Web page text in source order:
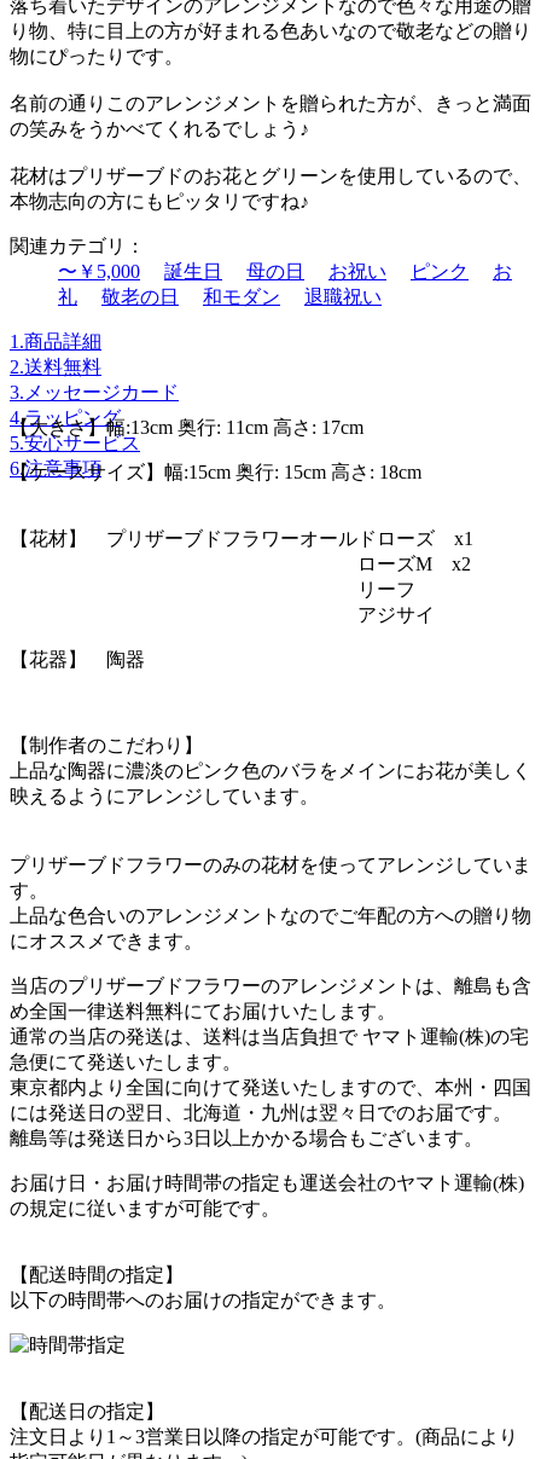
落ち着いたデザインのアレンジメントなので色々な用途の贈
り物、特に目上の方が好まれる色あいなので敬老などの贈り
物にぴったりです。
名前の通りこのアレンジメントを贈られた方が、きっと満面
の笑みをうかべてくれるでしょう♪
花材はプリザーブドのお花とグリーンを使用しているので、
本物志向の方にもピッタリですね♪
関連カテゴリ：
〜￥5,000
誕生日 母の日 お祝い ピンク
お
礼
敬老の日 和モダン 退職祝い
1.商品詳細
2.送料無料
3.メッセージカード
4.ラッピング
5.安心サービス
6.注意事項
【大きさ】幅:13cm 奥行: 11cm 高さ: 17cm
【ケースサイズ】幅:15cm 奥行: 15cm 高さ: 18cm
【花材】 プリザーブドフラワーオールドローズ x1
ローズM x2
リーフ
アジサイ
【花器】 陶器
【制作者のこだわり】
上品な陶器に濃淡のピンク色のバラをメインにお花が美しく
映えるようにアレンジしています。
プリザーブドフラワーのみの花材を使ってアレンジしていま
す。
上品な色合いのアレンジメントなのでご年配の方への贈り物
にオススメできます。
当店のプリザーブドフラワーのアレンジメントは、離島も含
め全国一律送料無料にてお届けいたします。
通常の当店の発送は、送料は当店負担で ヤマト運輸(株)の宅
急便にて発送いたします。
東京都内より全国に向けて発送いたしますので、本州・四国
には発送日の翌日、北海道・九州は翌々日でのお届です。
離島等は発送日から3日以上かかる場合もございます。
お届け日・お届け時間帯の指定も運送会社のヤマト運輸(株)
の規定に従いますが可能です。
【配送時間の指定】
以下の時間帯へのお届けの指定ができます。
【配送日の指定】
注文日より1～3営業日以降の指定が可能です。(商品により